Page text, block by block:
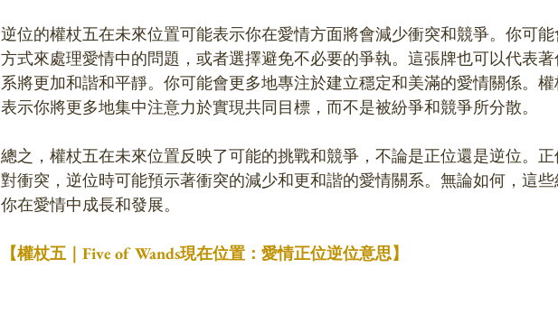
逆位的權杖五在未來位置可能表示你在愛情方面將會減少衝突和競爭。你可
方式來處理愛情中的問題，或者選擇避免不必要的爭執。這張牌也可以代表
系將更加和諧和平靜。你可能會更多地專注於建立穩定和美滿的愛情關係。
表示你將更多地集中注意力於實現共同目標，而不是被紛爭和競爭所分散。
總之，權杖五在未來位置反映了可能的挑戰和競爭，不論是正位還是逆位。
對衝突，逆位時可能預示著衝突的減少和更和諧的愛情關系。無論如何，這
你在愛情中成長和發展。
【權杖五｜Five of Wands現在位置：愛情正位逆位意思】